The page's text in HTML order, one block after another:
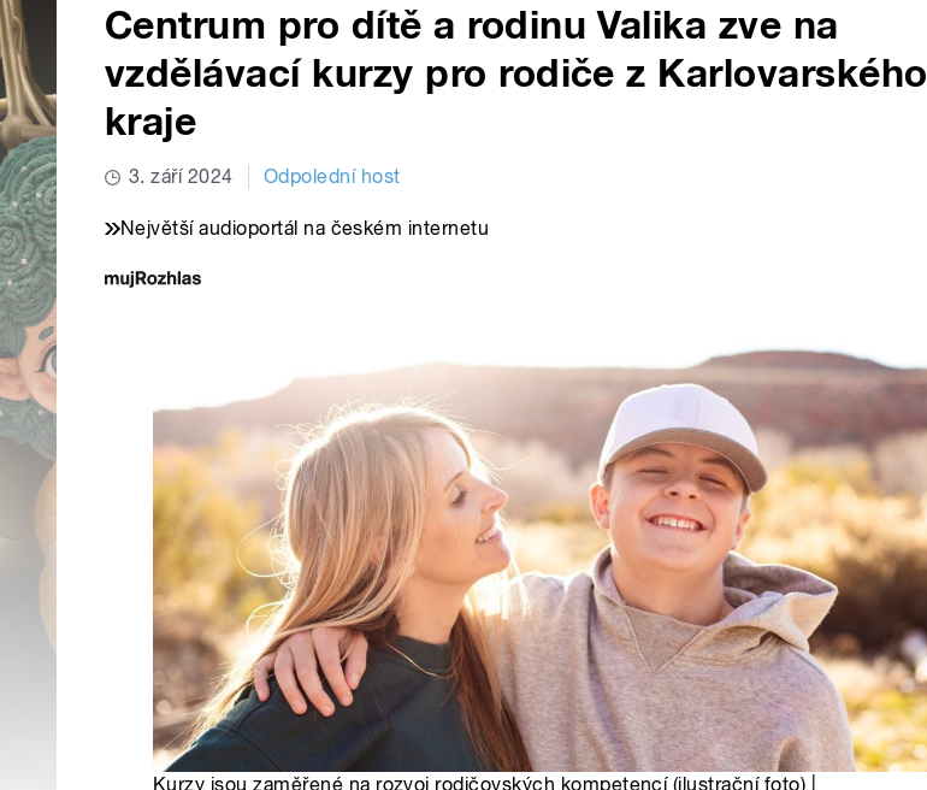
Centrum pro dítě a rodinu Valika zve na
vzdělávací kurzy pro rodiče z Karlovarského
kraje
3. září 2024 Odpolední host
Největší audioportál na českém internetu
Kurzy jsou zaměřené na rozvoj rodičovských kompetencí (ilustrační foto) |